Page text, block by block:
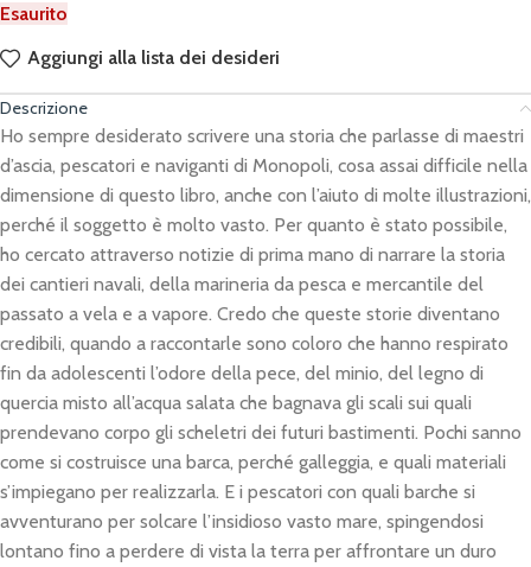
Esaurito
Aggiungi alla lista dei desideri
Descrizione
Ho sempre desiderato scrivere una storia che parlasse di maestri
d’ascia, pescatori e naviganti di Monopoli, cosa assai difficile nella
dimensione di questo libro, anche con l’aiuto di molte illustrazioni,
perché il soggetto è molto vasto. Per quanto è stato possibile,
ho cercato attraverso notizie di prima mano di narrare la storia
dei cantieri navali, della marineria da pesca e mercantile del
passato a vela e a vapore. Credo che queste storie diventano
credibili, quando a raccontarle sono coloro che hanno respirato
fin da adolescenti l’odore della pece, del minio, del legno di
quercia misto all’acqua salata che bagnava gli scali sui quali
prendevano corpo gli scheletri dei futuri bastimenti. Pochi sanno
come si costruisce una barca, perché galleggia, e quali materiali
s’impiegano per realizzarla. E i pescatori con quali barche si
avventurano per solcare l’insidioso vasto mare, spingendosi
lontano fino a perdere di vista la terra per affrontare un duro